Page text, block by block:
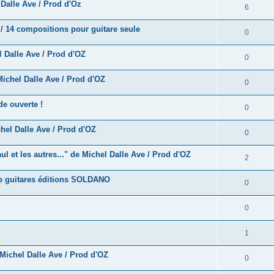
s
s
s
o
n
s
s
o
n
s
s
Ave / Prod d'Oz 6R
é
o
n
s
s
14 compositions pour guitare seule 0R
é
o
n
s
s
Dalle Ave / Prod d'OZ 0R
é
o
n
s
s
Dalle Ave / Prod d'OZ 0R
é
o
n
s
s
ouverte ! 0R
é
o
n
s
s
Dalle Ave / Prod d'OZ 0R
é
o
n
s
s
et les autres..." de Michel Dalle Ave / Prod d'OZ 2R
é
o
n
s
s
guitares éditions SOLDANO 0R
é
n
s
0R
é
o
n
1
é
Dalle Ave / Prod d'OZ 0R